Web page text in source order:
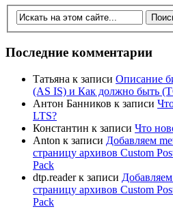
Последние комментарии
Татьяна к записи Описание
(AS IS) и Как должно быть
Антон Банников к записи
LTS?
Константин к записи Что
Anton к записи Добавляем
страницу архивов Custom
Pack
dtp.readerк записи
страницу архивов Custom
Pack